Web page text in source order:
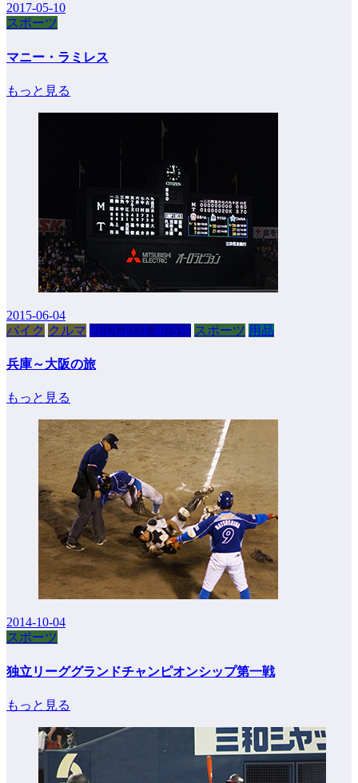
2017-05-10
スポーツ
マニー・ラミレス
もっと見る
2015-06-04
バイク クルマ PEUGEOT 407SW スポーツ 用品
兵庫～大阪の旅
もっと見る
2014-10-04
スポーツ
独立リーググランドチャンピオンシップ第一戦
もっと見る